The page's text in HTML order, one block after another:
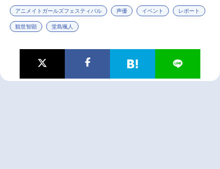
アニメイトガールズフェスティバル 声優 イベント レポート
観世智顕 堂島颯人